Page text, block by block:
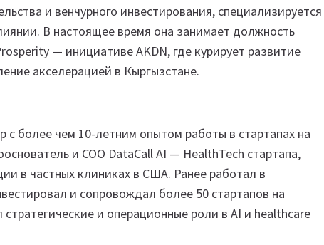
и венчурного инвестирования, специализируется
В настоящее время она занимает должность
— инициативе AKDN, где курирует развитие
акселерацией в Кыргызстане.
более чем 10-летним опытом работы в стартапах на
и COO DataCall AI — HealthTech стартапа,
в частных клиниках в США. Ранее работал в
и сопровождал более 50 стартапов на
и операционные роли в AI и healthcare